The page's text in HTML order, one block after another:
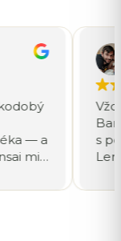
— a
mi
aj to,
s